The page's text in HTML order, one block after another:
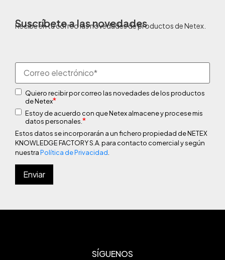
Suscríbete a las novedades
Recibe en tu correo las novedades de productos de Netex.
Quiero recibir por correo las novedades de los productos
de Netex*
Estoy de acuerdo con que Netex almacene y procese mis
datos personales. *
Estos datos se incorporarán a un fichero propiedad de NETEX
KNOWLEDGE FACTORY S.A. para contacto comercial y según
nuestraPolítica de Privacidad
SÍGUENOS